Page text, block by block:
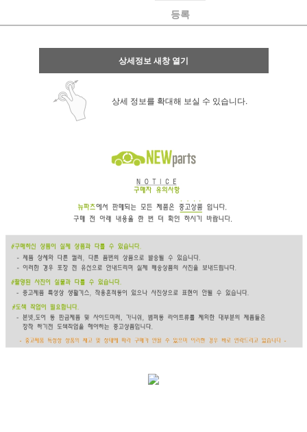
등록
상세정보 새창 열기
상세 정보를 확대해 보실 수 있습니다.